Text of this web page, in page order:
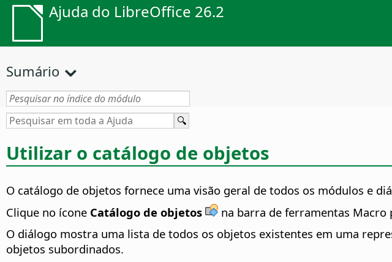
Ajuda do LibreOffice 26.2
Sumário
Utilizar o catálogo de objetos
O catálogo de objetos fornece uma visão geral de todos os módulos e
Clique no ícone Catálogo de objetos
na barra de ferramentas
O diálogo mostra uma lista de todos os objetos existentes em uma
objetos subordinados.